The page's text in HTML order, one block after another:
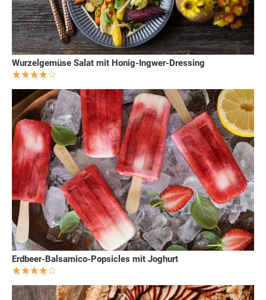
Wurzelgemüse Salat mit Honig-Ingwer-Dressing
Erdbeer-Balsamico-Popsicles mit Joghurt